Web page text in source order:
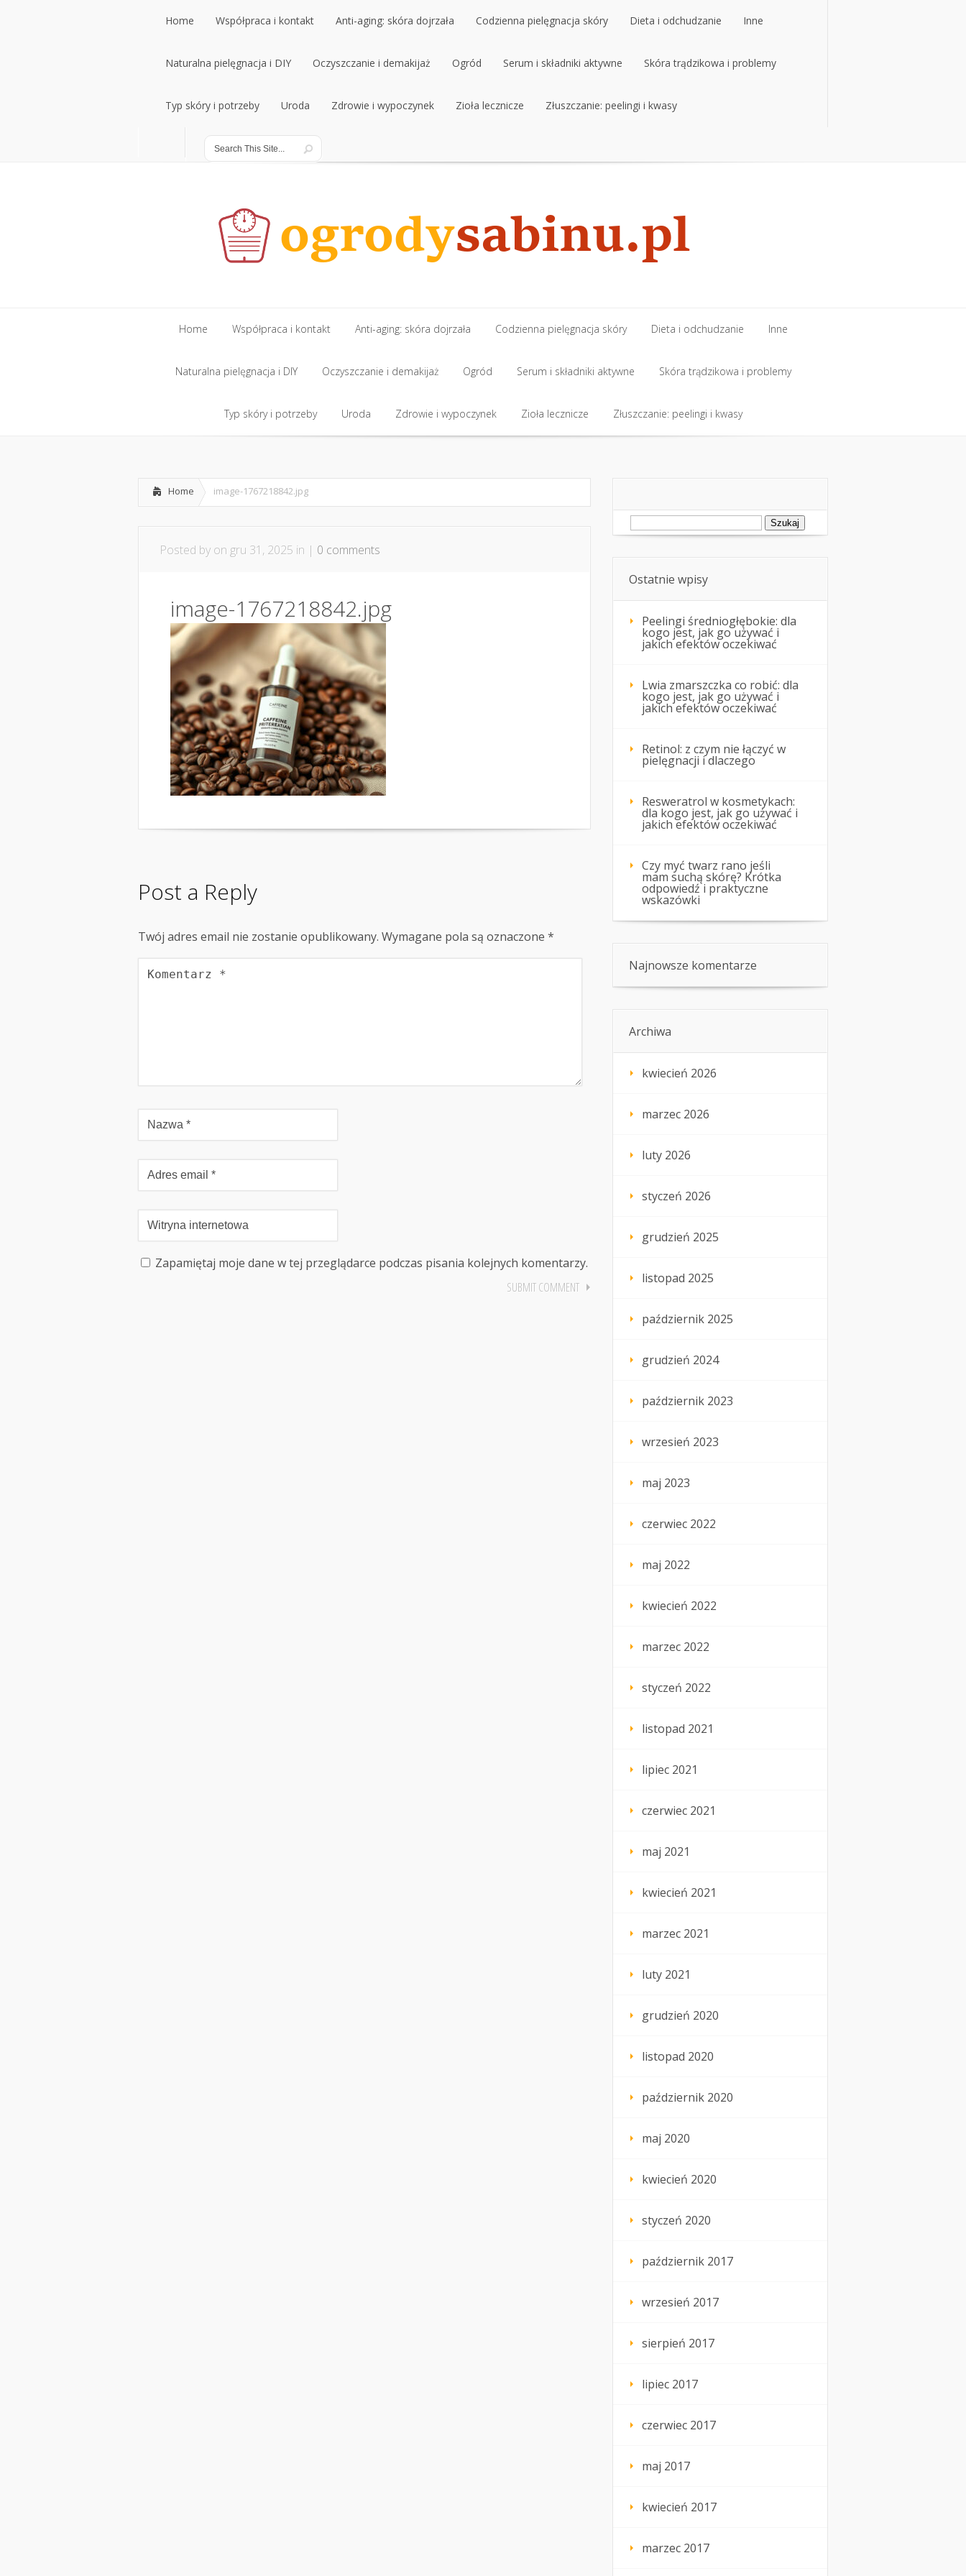
Home
Home
Współpraca i kontakt
Współpraca i kontakt
Anti-aging: skóra dojrzała
Anti-aging: skóra dojrzała
Codzienna pielęgnacja skóry
Codzienna pielęgnacja skóry
Dieta i odchudzanie
Dieta i odchudzanie
Inne
Inne
Naturalna pielęgnacja i DIY
Naturalna pielęgnacja i DIY
Oczyszczanie i demakijaż
Oczyszczanie i demakijaż
Ogród
Ogród
Serum i składniki aktywne
Serum i składniki aktywne
Skóra trądzikowa i problemy
Skóra trądzikowa i problemy
Typ skóry i potrzeby
Typ skóry i potrzeby
Uroda
Uroda
Zdrowie i wypoczynek Zioła lecznicze Złuszczanie: peelingi i kwasy
Home
Home
Współpraca i kontakt
Współpraca i kontakt
Anti-aging: skóra dojrzała
Anti-aging: skóra dojrzała
Codzienna pielęgnacja skóry
Codzienna pielęgnacja skóry
Dieta i odchudzanie
Dieta i odchudzanie
Inne
Inne
Naturalna pielęgnacja i DIY
Naturalna pielęgnacja i DIY
Oczyszczanie i demakijaż
Oczyszczanie i demakijaż
Ogród
Ogród
Serum i składniki aktywne
Serum i składniki aktywne
Skóra trądzikowa i problemy
Skóra trądzikowa i problemy
Typ skóry i potrzeby Uroda Zdrowie i wypoczynek Zioła lecznicze Złuszczanie: peelingi i kwasy
Home image-1767218842.jpg
Posted by on gru 31, 2025 in | 0 comments
image-1767218842.jpg
Post a Reply
Twój adres email nie zostanie opublikowany. Wymagane pola są oznaczone *
Zapamiętaj moje dane w tej przeglądarce podczas pisania kolejnych komentarzy.
Szukaj:
Ostatnie wpisy
Peelingi średniogłębokie: dla
kogo jest, jak go używać i
jakich efektów oczekiwać
Lwia zmarszczka co robić: dla
kogo jest, jak go używać i
jakich efektów oczekiwać
Retinol: z czym nie łączyć w
pielęgnacji i dlaczego
Resweratrol w kosmetykach:
dla kogo jest, jak go używać i
jakich efektów oczekiwać
Czy myć twarz rano jeśli
mam suchą skórę? Krótka
odpowiedź i praktyczne
wskazówki
Najnowsze komentarze
Archiwa
kwiecień 2026
marzec 2026
luty 2026
styczeń 2026
grudzień 2025
listopad 2025
październik 2025
grudzień 2024
październik 2023
wrzesień 2023
maj 2023
czerwiec 2022
maj 2022
kwiecień 2022
marzec 2022
styczeń 2022
listopad 2021
lipiec 2021
czerwiec 2021
maj 2021
kwiecień 2021
marzec 2021
luty 2021
grudzień 2020
listopad 2020
październik 2020
maj 2020
kwiecień 2020
styczeń 2020
październik 2017
wrzesień 2017
sierpień 2017
lipiec 2017
czerwiec 2017
maj 2017
kwiecień 2017
marzec 2017